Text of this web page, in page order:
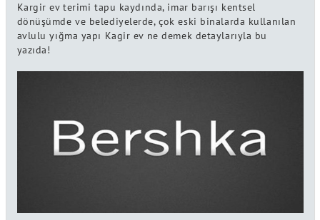
Kargir ev terimi tapu kaydında, imar barışı kentsel
dönüşümde ve belediyelerde, çok eski binalarda kullanılan
avlulu yığma yapı Kagir ev ne demek detaylarıyla bu
yazıda!